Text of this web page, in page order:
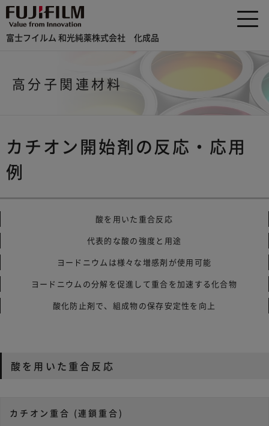
富士フイルム 和光純薬株式会社 化成品
高分子関連材料
カチオン開始剤の反応・応用
例
酸を用いた重合反応
代表的な酸の強度と用途
ヨードニウムは様々な増感剤が使用可能
ヨードニウムの分解を促進して重合を加速する化合物
酸化防止剤で、組成物の保存安定性を向上
酸を用いた重合反応
カチオン重合 (連鎖重合)